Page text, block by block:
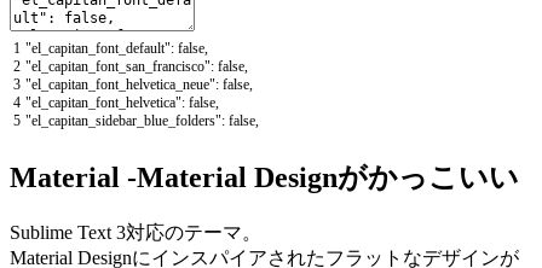
1
2
3
4
5
"el_capitan_font_default": false,
"el_capitan_font_san_francisco": false,
"el_capitan_font_helvetica_neue": false,
"el_capitan_font_helvetica": false,
"el_capitan_sidebar_blue_folders": false,
Material -Material Designがかっこいい
Sublime Text 3対応のテーマ。
Material Designにインスパイアされたフラットなデザインが